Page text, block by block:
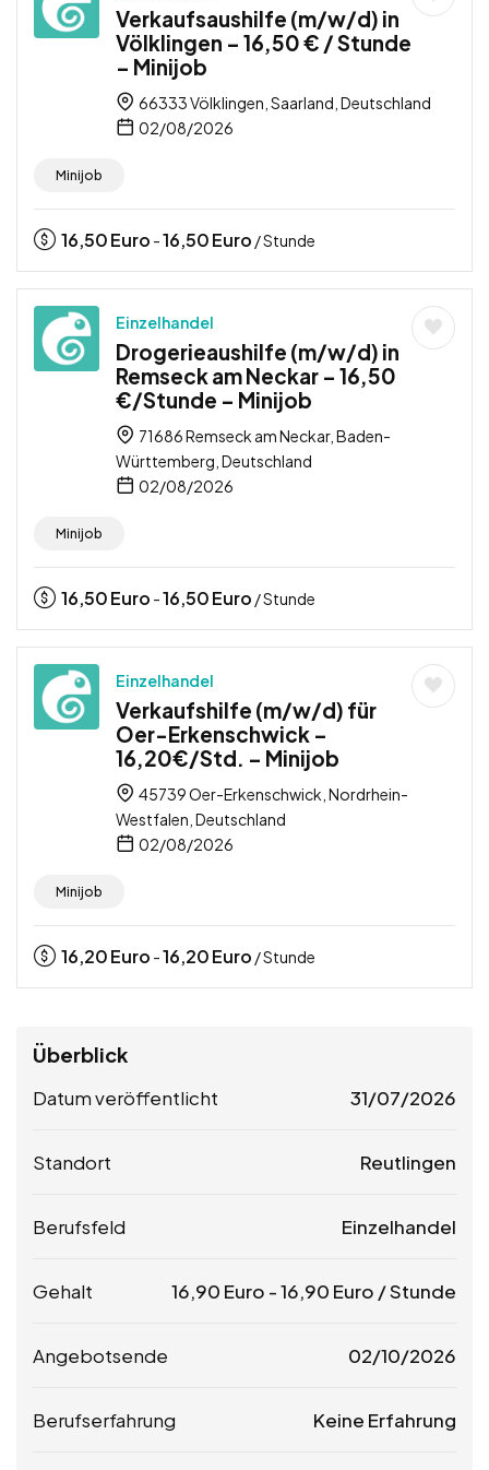
Verkaufsaushilfe (m/w/d) in
Völklingen – 16,50 € / Stunde
– Minijob
66333 Völklingen, Saarland, Deutschland
02/08/2026
Minijob
16,50Euro -16,50Euro / Stunde
Einzelhandel
Drogerieaushilfe (m/w/d) in
Remseck am Neckar – 16,50
€/Stunde – Minijob
71686 Remseck am Neckar, Baden-
Württemberg, Deutschland
02/08/2026
Minijob
16,50Euro -16,50Euro / Stunde
Einzelhandel
Verkaufshilfe (m/w/d) für
Oer-Erkenschwick –
16,20€/Std. – Minijob
45739 Oer-Erkenschwick, Nordrhein-
Westfalen, Deutschland
02/08/2026
Minijob
16,20Euro -16,20Euro / Stunde
Überblick
Datum veröffentlicht 31/07/2026
Standort Reutlingen
Berufsfeld Einzelhandel
Gehalt 16,90 Euro -16,90 Euro / Stunde
Angebotsende 02/10/2026
Berufserfahrung Keine Erfahrung